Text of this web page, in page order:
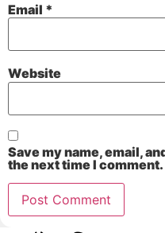
Email *
Website
Save my name, email,
the next time I comment.